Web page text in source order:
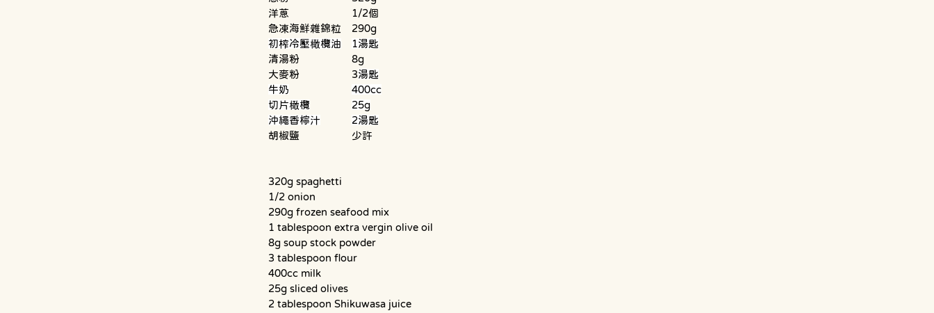
洋蔥			1/2個
急凍海鮮雜錦粒	290g
初榨冷壓橄欖油
1湯匙
清湯粉		8g
大麥粉		3湯匙
牛奶
400cc
切片橄欖
25g
沖繩香檸汁
2湯匙
胡椒鹽		少許
320g spaghetti
1/2 onion
290g frozen seafood mix
1 tablespoon extra vergin olive oil
8g soup stock powder
3 tablespoon flour
400cc milk
25g sliced olives
2 tablespoon Shikuwasa juice